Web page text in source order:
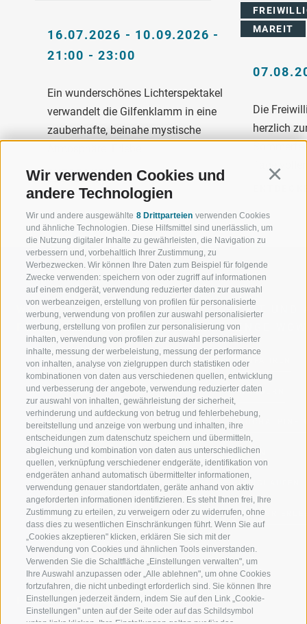
Wir verwenden Cookies und
andere Technologien
Wir und andere ausgewählte 8 Drittparteien verwenden Cookies
und ähnliche Technologien. Diese Hilfsmittel sind unerlässlich, um
die Nutzung digitaler Inhalte zu gewährleisten, die Navigation zu
verbessern und, vorbehaltlich Ihrer Zustimmung, zu
Werbezwecken. Wir können Ihre Daten zum Beispiel für folgende
Zwecke verwenden: speichern von oder zugriff auf informationen
auf einem endgerät, verwendung reduzierter daten zur auswahl
von werbeanzeigen, erstellung von profilen für personalisierte
werbung, verwendung von profilen zur auswahl personalisierter
werbung, erstellung von profilen zur personalisierung von
inhalten, verwendung von profilen zur auswahl personalisierter
inhalte, messung der werbeleistung, messung der performance
von inhalten, analyse von zielgruppen durch statistiken oder
kombinationen von daten aus verschiedenen quellen, entwicklung
und verbesserung der angebote, verwendung reduzierter daten
zur auswahl von inhalten, gewährleistung der sicherheit,
verhinderung und aufdeckung von betrug und fehlerbehebung,
bereitstellung und anzeige von werbung und inhalten, ihre
entscheidungen zum datenschutz speichern und übermitteln,
abgleichung und kombination von daten aus unterschiedlichen
quellen, verknüpfung verschiedener endgeräte, identifikation von
endgeräten anhand automatisch übermittelter informationen,
verwendung genauer standortdaten, geräte anhand von aktiv
angeforderten informationen identifizieren. Es steht Ihnen frei, Ihre
Zustimmung zu erteilen, zu verweigern oder zu widerrufen, ohne
dass dies zu wesentlichen Einschränkungen führt. Wenn Sie auf
„Cookies akzeptieren" klicken, erklären Sie sich mit der
Verwendung von Cookies und ähnlichen Tools einverstanden.
Verwenden Sie die Schaltfläche „Einstellungen verwalten", um
Ihre Auswahl anzupassen oder „Alle ablehnen", um ohne Cookies
fortzufahren, die nicht unbedingt erforderlich sind. Sie können Ihre
Einstellungen jederzeit ändern, indem Sie auf den Link „Cookie-
Einstellungen" unten auf der Seite oder auf das Schildsymbol
16.07.2026 - 10.09.2026 -
21:00 - 23:00
Ein wunderschönes Lichterspektakel
verwandelt die Gilfenklamm in eine
zauberhafte, beinahe mystische
ENTDECKEN
AREIT
Die
herzlich
Tage
WILLKOMMEN IN DER
FERIENREGION RATSCHINGS
JAUFENTAL
RATSCHINGS
RIDNAUNTAL
BERGBAHNEN
SKISCHULE RATSCHINGS
LUISL'S SKISCHULE IN RATSCHINGS
SPORT UND
MENGE
SKIFAHREN
WANDERN
HOCHALPINE
BIKEN
LANGLAUFEN
WASSER
FOLGE UNS AUF SOCIAL MEDIA